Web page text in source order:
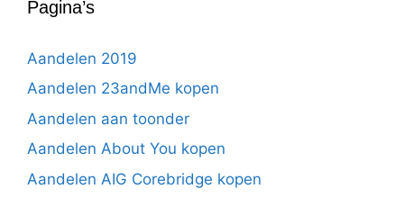
Pagina’s
Aandelen 2019
Aandelen 23andMe kopen
Aandelen aan toonder
Aandelen About You kopen
Aandelen AIG Corebridge kopen